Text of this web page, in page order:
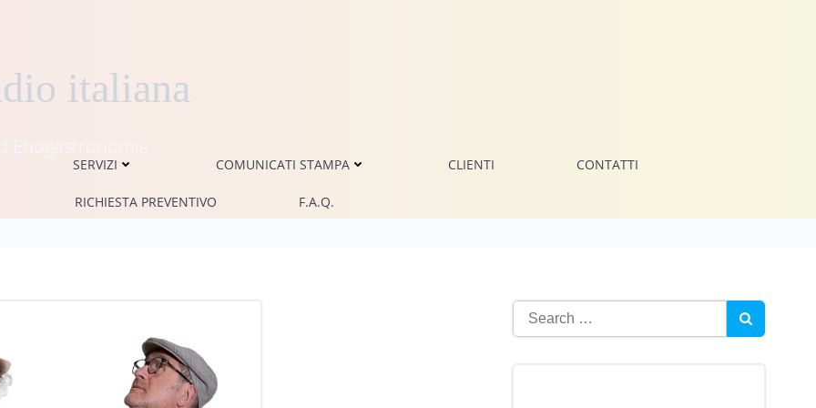
SERVIZI COMUNICATI STAMPA CLIENTI CONTATTI
RICHIESTA PREVENTIVO F.A.Q.
italiana
Search
for: